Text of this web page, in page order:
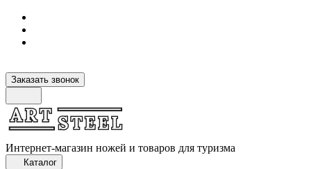
Заказать звонок
Интернет-магазин ножей и товаров для туризма
Каталог